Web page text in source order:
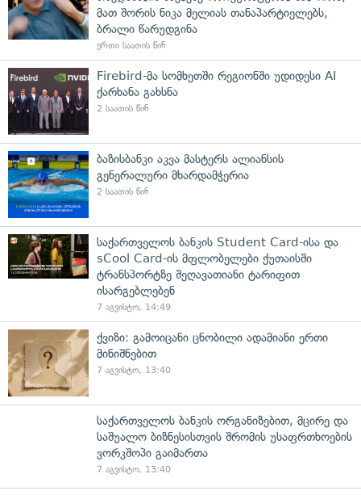
მათ შორის ნიკა მელიას თანაპარტიელებს,
ბრალი წარუდგინა
ერთი საათის წინ
Firebird-მა სომხეთში რეგიონში უდიდესი AI
ქარხანა გახსნა
2 საათის წინ
ბაზისბანკი აკვა მასტერს ალიანსის
გენერალური მხარდამჭერია
2 საათის წინ
საქართველოს ბანკის Student Card-ისა და
sCool Card-ის მფლობელები ქუთაისში
ტრანსპორტზე შეღავათიანი ტარიფით
ისარგებლებენ
7 აგვისტო, 14:49
ქვიზი: გამოიცანი ცნობილი ადამიანი ერთი
მინიშნებით
7 აგვისტო, 13:40
საქართველოს ბანკის ორგანიზებით, მცირე და
საშუალო ბიზნესისთვის შრომის უსაფრთხოების
ვორკშოპი გაიმართა
7 აგვისტო, 13:40